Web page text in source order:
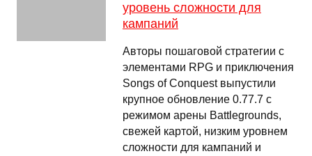
уровень сложности для
кампаний
Авторы пошаговой стратегии с
элементами RPG и приключения
Songs of Conquest выпустили
крупное обновление 0.77.7 с
режимом арены Battlegrounds,
свежей картой, низким уровнем
сложности для кампаний и